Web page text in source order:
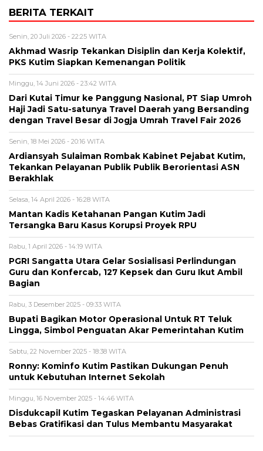
BERITA TERKAIT
Senin, 20 Juli 2026 - 22:25 WITA
Akhmad Wasrip Tekankan Disiplin dan Kerja Kolektif,
PKS Kutim Siapkan Kemenangan Politik
Minggu, 14 Juni 2026 - 23:42 WITA
Dari Kutai Timur ke Panggung Nasional, PT Siap Umroh
Haji Jadi Satu-satunya Travel Daerah yang Bersanding
dengan Travel Besar di Jogja Umrah Travel Fair 2026
Senin, 18 Mei 2026 - 20:16 WITA
Ardiansyah Sulaiman Rombak Kabinet Pejabat Kutim,
Tekankan Pelayanan Publik Publik Berorientasi ASN
Berakhlak
Selasa, 14 April 2026 - 16:28 WITA
Mantan Kadis Ketahanan Pangan Kutim Jadi
Tersangka Baru Kasus Korupsi Proyek RPU
Rabu, 1 April 2026 - 14:19 WITA
PGRI Sangatta Utara Gelar Sosialisasi Perlindungan
Guru dan Konfercab, 127 Kepsek dan Guru Ikut Ambil
Bagian
Rabu, 3 Desember 2025 - 09:33 WITA
Bupati Bagikan Motor Operasional Untuk RT Teluk
Lingga, Simbol Penguatan Akar Pemerintahan Kutim
Sabtu, 22 November 2025 - 18:38 WITA
Ronny: Kominfo Kutim Pastikan Dukungan Penuh
untuk Kebutuhan Internet Sekolah
Minggu, 16 November 2025 - 14:46 WITA
Disdukcapil Kutim Tegaskan Pelayanan Administrasi
Bebas Gratifikasi dan Tulus Membantu Masyarakat